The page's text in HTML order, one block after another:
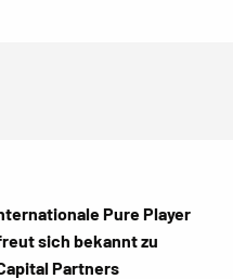
Pure Player
sich bekannt zu
Partners